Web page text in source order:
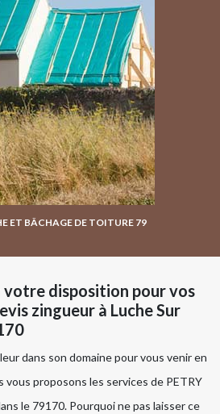
ET BÂCHAGE DE TOITURE 79
votre disposition pour vos
zingueur à Luche Sur
dans son domaine pour vous venir en
vous proposons les services de PETRY
le 79170. Pourquoi ne pas laisser ce